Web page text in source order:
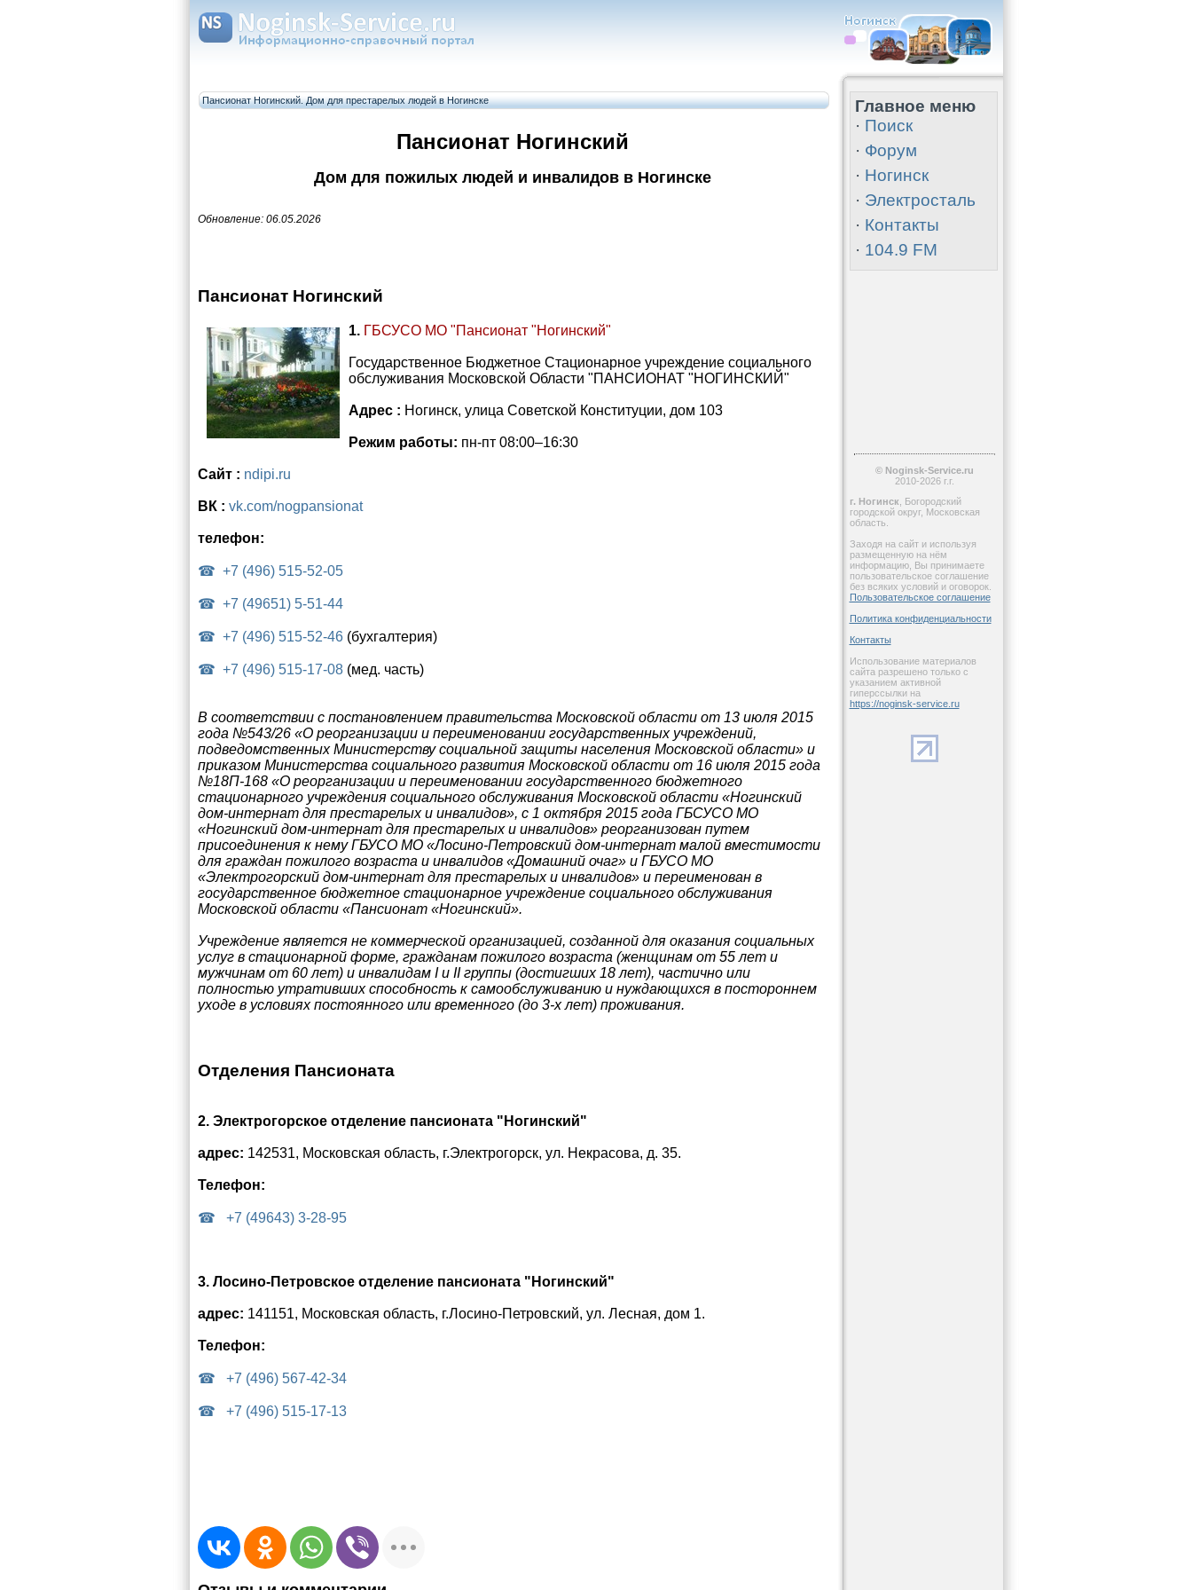
Пансионат Ногинский. Дом для престарелых людей в Ногинске
Пансионат Ногинский
Дом для пожилых людей и инвалидов в Ногинске
Обновление: 06.05.2026
Пансионат Ногинский
1. ГБСУСО МО "Пансионат "Ногинский"
Государственное Бюджетное Стационарное учреждение социального
обслуживания Московской Области "ПАНСИОНАТ "НОГИНСКИЙ"
Адрес : Ногинск, улица Советской Конституции, дом 103
Режим работы: пн-пт 08:00–16:30
Сайт : ndipi.ru
ВК : vk.com/nogpansionat
телефон:
+7 (496) 515-52-05
+7 (49651) 5-51-44
+7 (496) 515-52-46(бухгалтерия)
+7 (496) 515-17-08(мед. часть)
В соответствии с постановлением правительства Московской области от 13 июля 2015
года №543/26 «О реорганизации и переименовании государственных учреждений,
подведомственных Министерству социальной защиты населения Московской области» и
приказом Министерства социального развития Московской области от 16 июля 2015 года
№18П-168 «О реорганизации и переименовании государственного бюджетного
стационарного учреждения социального обслуживания Московской области «Ногинский
дом-интернат для престарелых и инвалидов», с 1 октября 2015 года ГБСУСО МО
«Ногинский дом-интернат для престарелых и инвалидов» реорганизован путем
присоединения к нему ГБУСО МО «Лосино-Петровский дом-интернат малой вместимости
для граждан пожилого возраста и инвалидов «Домашний очаг» и ГБУСО МО
«Электрогорский дом-интернат для престарелых и инвалидов» и переименован в
государственное бюджетное стационарное учреждение социального обслуживания
Московской области «Пансионат «Ногинский».
Учреждение является не коммерческой организацией, созданной для оказания социальных
услуг в стационарной форме, гражданам пожилого возраста (женщинам от 55 лет и
мужчинам от 60 лет) и инвалидам I и II группы (достигших 18 лет), частично или
полностью утративших способность к самообслуживанию и нуждающихся в постороннем
уходе в условиях постоянного или временного (до 3-х лет) проживания.
Отделения Пансионата
2. Электрогорское отделение пансионата "Ногинский"
адрес: 142531, Московская область, г.Электрогорск, ул. Некрасова, д. 35.
Телефон:
+7 (49643) 3‑28-95
3. Лосино-Петровское отделение пансионата "Ногинский"
адрес: 141151, Московская область, г.Лосино-Петровский, ул. Лесная, дом 1.
Телефон:
+7 (496) 567‑42-34
+7 (496) 515‑17-13
Главное меню
· Поиск
· Форум
· Ногинск
· Электросталь
· Контакты
· 104.9 FM
© Noginsk-Service.ru
2010-2026 г.г.
г. Ногинск , Богородский
городской округ, Московская
область.
Заходя на сайт и используя
размещенную на нём
информацию, Вы принимаете
пользовательское соглашение
без всяких условий и оговорок.
Пользовательское соглашение
Политика конфиденциальности
Контакты
Использование материалов
сайта разрешено только с
указанием активной
гиперссылки на
https://noginsk-service.ru